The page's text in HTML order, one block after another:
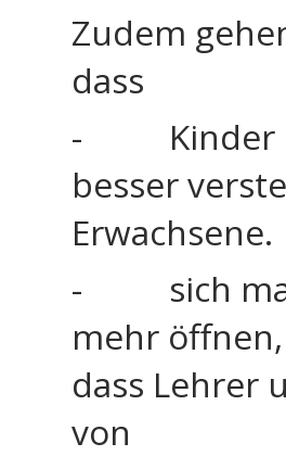
Zudem
dass
- Kinder
besser
Erwachsene.
- sich
mehr
dass Lehrer
von